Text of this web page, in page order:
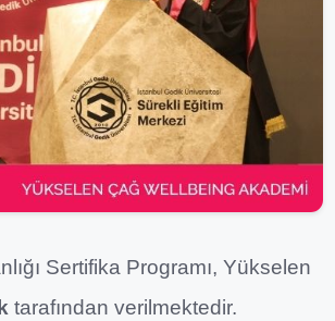
Sertifika Programı, Yükselen
tarafından verilmektedir.